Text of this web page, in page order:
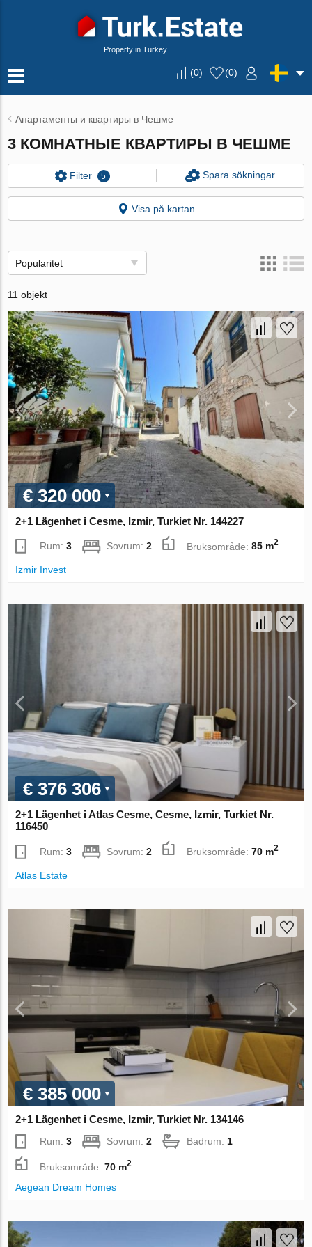
Property in Turkey
(0) (0)
Апартаменты и квартиры в Чешме
3 КОМНАТНЫЕ КВАРТИРЫ В ЧЕШМЕ
Filter 5 Spara sökningar
Visa på kartan
Popularitet
11 objekt
€ 320 000
2+1 Lägenhet i Cesme, Izmir, Turkiet Nr. 144227
Rum:3 Sovrum:2 Bruksområde:85 m2
Izmir Invest
€ 376 306
2+1 Lägenhet i Atlas Cesme, Cesme, Izmir, Turkiet Nr.
116450
Rum:3 Sovrum:2 Bruksområde:70 m2
Atlas Estate
€ 385 000
2+1 Lägenhet i Cesme, Izmir, Turkiet Nr. 134146
Rum:3 Sovrum:2 Badrum:1
Bruksområde:70 m2
Aegean Dream Homes